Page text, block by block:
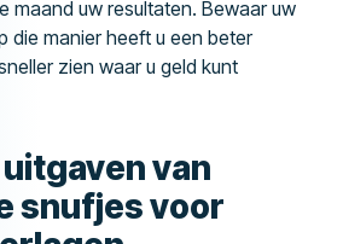
maand uw resultaten. Bewaar uw
die manier heeft u een beter
zien waar u geld kunt
uitgaven van
snufjes voor